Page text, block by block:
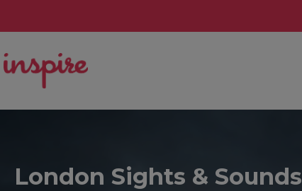
London Sights & Sounds